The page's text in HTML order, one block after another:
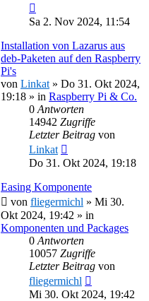
Sa 2. Nov 2024, 11:54
Installation von Lazarus aus
deb-Paketen auf den Raspberry
Pi's
von Linkat » Do 31. Okt 2024,
19:18 » in Raspberry Pi & Co.
0 Antworten
14942 Zugriffe
Letzter Beitrag von
Linkat
Do 31. Okt 2024, 19:18
Easing Komponente
von fliegermichl » Mi 30.
Okt 2024, 19:42 » in
Komponenten und Packages
0 Antworten
10057 Zugriffe
Letzter Beitrag von
fliegermichl
Mi 30. Okt 2024, 19:42